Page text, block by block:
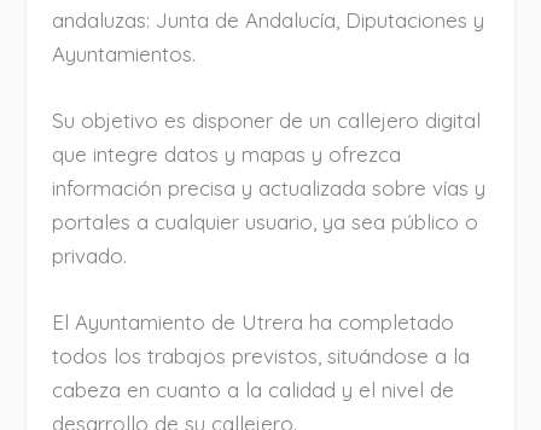
andaluzas: Junta de Andalucía, Diputaciones y
Ayuntamientos.
Su objetivo es disponer de un callejero digital
que integre datos y mapas y ofrezca
información precisa y actualizada sobre vías y
portales a cualquier usuario, ya sea público o
privado.
El Ayuntamiento de Utrera ha completado
todos los trabajos previstos, situándose a la
cabeza en cuanto a la calidad y el nivel de
desarrollo de su callejero.